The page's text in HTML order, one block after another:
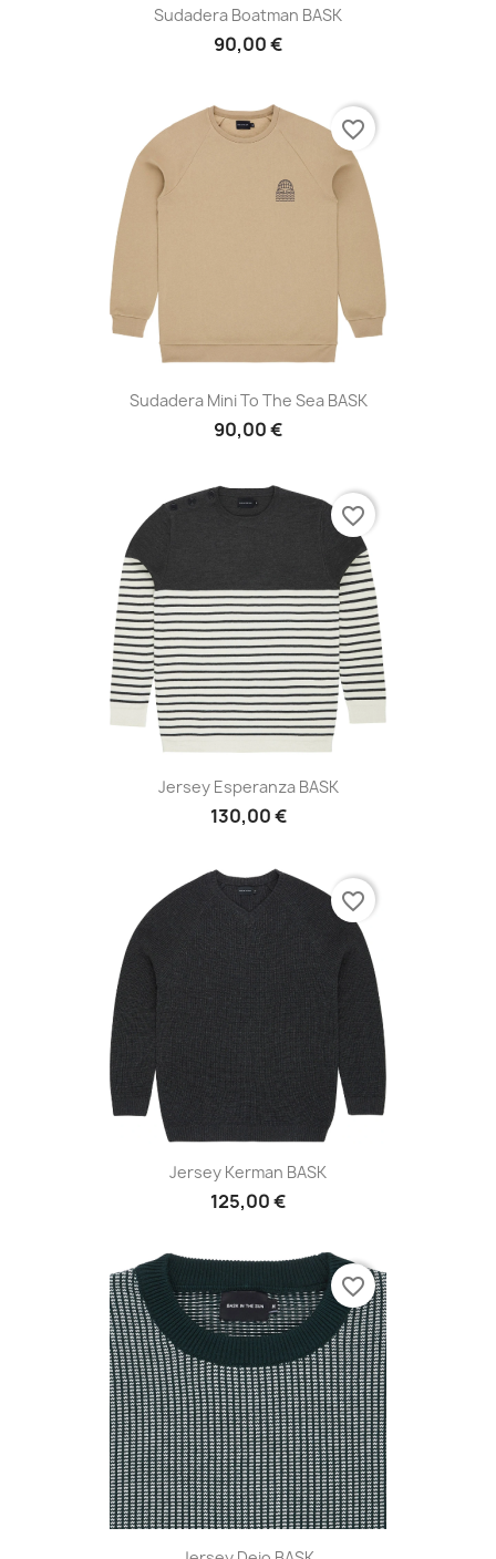
Sudadera Boatman BASK
90,00 €
Sudadera Mini To The Sea BASK
90,00 €
favorite_border
Jersey Esperanza BASK
130,00 €
favorite_border
Jersey Kerman BASK
125,00 €
favorite_border
favorite_border